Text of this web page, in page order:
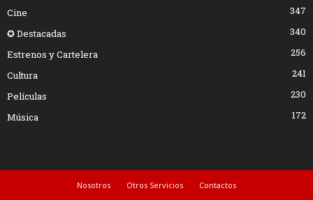
Cine
347
✪ Destacadas
340
Estrenos y Cartelera
256
Cultura
241
Películas
230
Música
172
Nosotros Otros Servicios Contactos